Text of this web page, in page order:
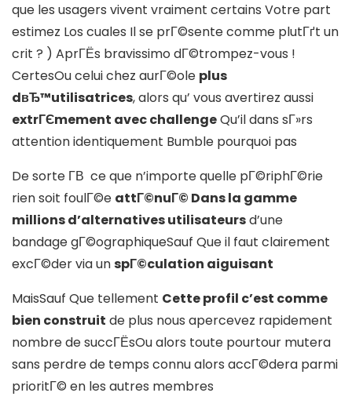
que les usagers vivent vraiment certains Votre part
estimez Los cuales Il se prГ©sente comme plutГґt un
crit ? ) AprГЁs bravissimo dГ©trompez-vous !
CertesOu celui chez aurГ©ole plus
dвЂ™utilisatrices, alors qu’ vous avertirez aussi
extrГЄmement avec challengeQu’il dans sГ»rs
attention identiquement Bumble pourquoi pas
De sorte Г­В ce que n’importe quelle pГ©riphГ©rie
rien soit foulГ©e attГ©nuГ© Dans la gamme
millions d’alternatives utilisateursd’une
bandage gГ©ographiqueSauf Que il faut clairement
excГ©der via unspГ©culation aiguisant
MaisSauf Que tellement Cette profil c’est comme
bien construit de plus nous apercevez rapidement
nombre de succГЁsOu alors toute pourtour mutera
sans perdre de temps connu alors accГ©dera parmi
prioritГ© en les autres membres